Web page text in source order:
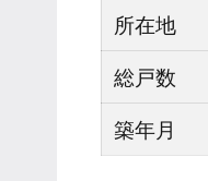
所在地
総戸数
築年月